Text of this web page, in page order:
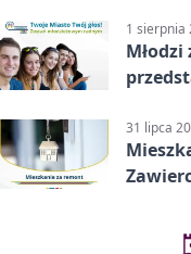
1 sierpnia
31 lipca